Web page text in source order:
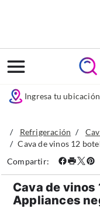
Ingresa tu ubicación
Refrigeración
Cava de vinos 12
Compartir:
Cava de vinos
Appliances